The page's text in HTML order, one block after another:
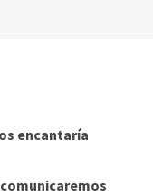
encantaría